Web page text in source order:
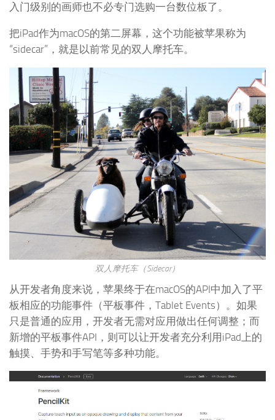
入门级别的画师也不必专门选购一台数位板了。
把iPad作为macOS的第二屏幕，这个功能被苹果称为
“sidecar”，就是以前常见的双人摩托车。
双人摩托车（Sidecar）
从开发者角度来说，苹果终于在macOS的API中加入了平
板相应的功能事件（平板事件，Tablet Events）。如果
只是普通的应用，开发者无需对应用做出任何调整；而
新增的平板事件API，则可以让开发者充分利用iPad上的
触摸、手势和手写笔等多种功能。